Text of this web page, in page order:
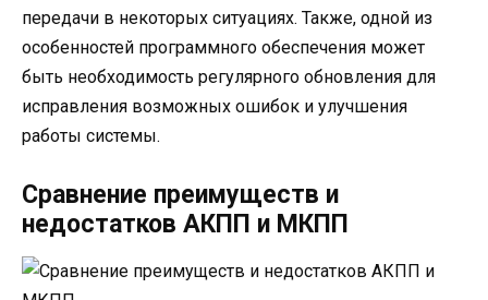
передачи в некоторых ситуациях. Также, одной из
особенностей программного обеспечения может
быть необходимость регулярного обновления для
исправления возможных ошибок и улучшения
работы системы.
Сравнение преимуществ и
недостатков АКПП и МКПП